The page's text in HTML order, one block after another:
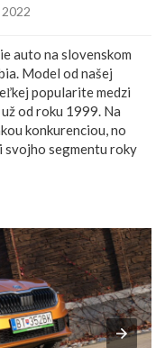
auto na slovenskom
Model od našej
popularite medzi
od roku 1999. Na
konkurenciou, no
svojho segmentu roky